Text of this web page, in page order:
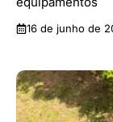
16 de junho de